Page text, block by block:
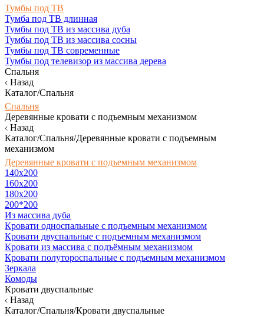
Тумбы под ТВ
Тумба под ТВ длинная
Тумбы под ТВ из массива дуба
Тумбы под ТВ из массива сосны
Тумбы под ТВ современные
Тумбы под телевизор из массива дерева
Спальня
Назад
Каталог/Спальня
Спальня
Деревянные кровати с подъемным механизмом
Назад
Каталог/Спальня/Деревянные кровати с подъемным
механизмом
Деревянные кровати с подъемным механизмом
140x200
160х200
180х200
200*200
Из массива дуба
Кровати односпальные с подъемным механизмом
Кровати двуспальные с подъемным механизмом
Кровати из массива с подъёмным механизмом
Кровати полутороспальные с подъемным механизмом
Зеркала
Комоды
Кровати двуспальные
Назад
Каталог/Спальня/Кровати двуспальные